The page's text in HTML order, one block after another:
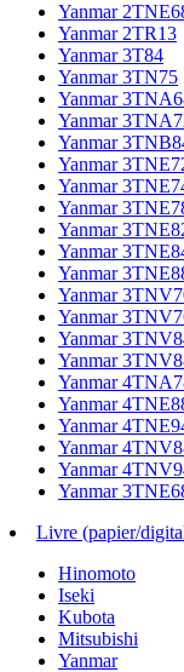
Yanmar
Yanmar 2TR13
Yanmar 3T84
Yanmar 3TN75
Yanmar
Yanmar
Yanmar
Yanmar
Yanmar
Yanmar
Yanmar
Yanmar
Yanmar
Yanmar
Yanmar
Yanmar
Yanmar
Yanmar
Yanmar
Yanmar
Yanmar
Yanmar
Yanmar
Livre (papier/
Hinomoto
Iseki
Kubota
Mitsubishi
Yanmar